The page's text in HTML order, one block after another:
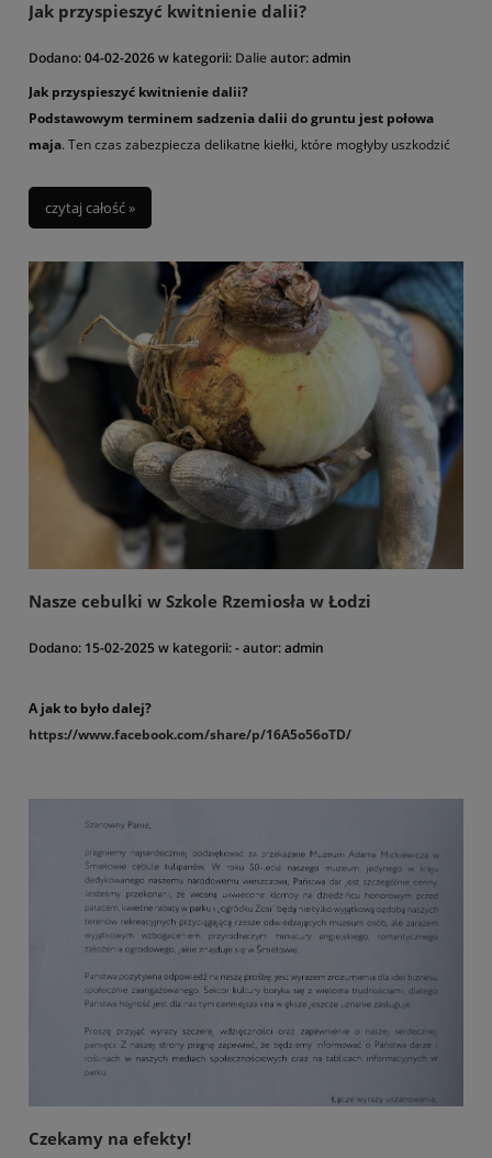
Jak przyspieszyć kwitnienie dalii?
Dodano:04-02-2026w kategorii: Dalieautor:admin
Jak przyspieszyć kwitnienie dalii?
Podstawowym terminem sadzenia dalii do gruntu jest połowa
maja. Ten czas zabezpiecza delikatne kiełki, które mogłyby uszkodzić
kwitnąć w lipcu.
Ale czy można przyspieszyć kwitnienie? Tak! Posadź je wcześniej w
po otrzymaniu przesyłki, a bulwy posadzone w połowie marca, które
przesadzisz na stałe stanowisko w ogrodzie zaraz zaczną kwitnąć. Tym
samym Twoja rabata od razu zazieleni się pięknymi ciemnozielonymi
lub nawet bordowymi liśćmi ( w zależności od odmiany), a jest nawet
spora szansa, że rośliny będą już mieć zawiązane kwiaty.
Sadząc wcześniej dalie w doniczkach pamiętaj aby zastosować
wystarczająco duże doniczki, bulwy umieść w dobrej próchniczej ziemi i
ich nie przelewaj. Dalie lubią glebę wilgotną ale nie znoszą gdy jest
przemoczona – prowadzi to do gnicia bulw. Doniczki ustaw w jasnym
Pamiętaj, niektóre z odmian posiadamy w ograniczonej ilości. Nie
zwlekaj z zakupem!
czytaj całość »
Nasze cebulki w Szkole Rzemiosła w Łodzi
Dodano: 15-02-2025 w kategorii:-autor:admin
A jak to było dalej?
https://www.facebook.com/share/p/16A5o56oTD/
Czekamy na efekty!